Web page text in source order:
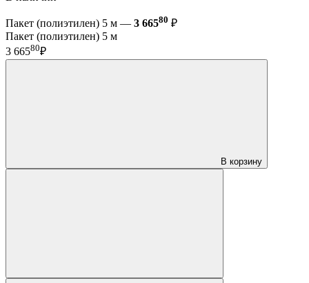
Пакет (полиэтилен) 5 м — 3 66580 ₽
Пакет (полиэтилен) 5 м
3 66580₽
В корзину